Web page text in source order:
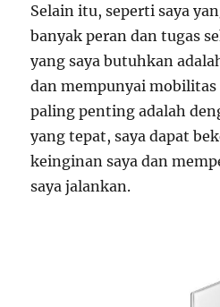
Selain itu, seperti saya
banyak peran dan tugas
yang saya butuhkan
dan mempunyai
paling penting adalah
yang tepat, saya dapat
keinginan saya dan
saya jalankan.